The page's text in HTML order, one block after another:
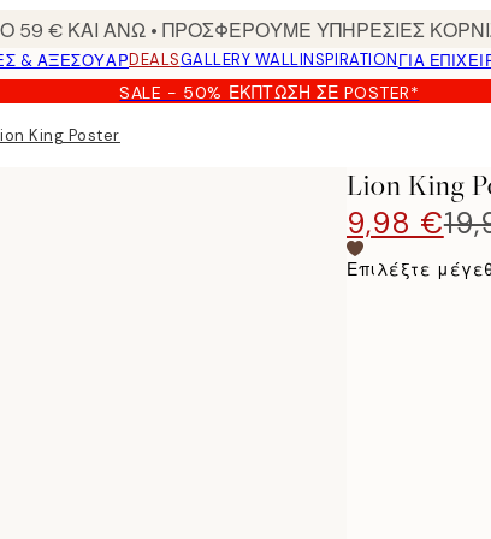
€ ΚΑΙ ΑΝΩ • ΠΡΟΣΦΕΡΟΥΜΕ ΥΠΗΡΕΣΙΕΣ
& ΑΞΕΣΟΥΆΡDEALSGALLERY WALLINSPIRATIONΓΙΑ
SALE - 50% ΈΚΠΤΩΣΗ ΣΕ POSTER*
King Poster
Lion King
9,98 €
Επιλέξτε